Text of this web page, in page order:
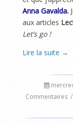
Anna Gavalda.
aux articles
Let’s go !
Lire la suite →
Commentaires /